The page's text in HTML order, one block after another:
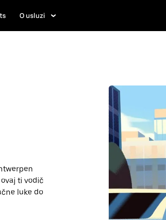
O usluzi
ti vodič
luke do